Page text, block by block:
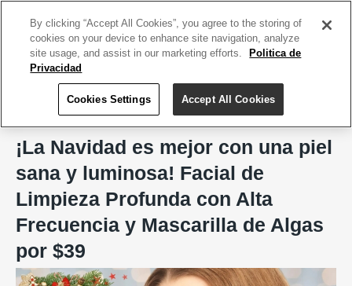
MES SPA, Arecibo
¡La Navidad es mejor con una piel
sana y luminosa! Facial de
Limpieza Profunda con Alta
Frecuencia y Mascarilla de Algas
por $39
By clicking “Accept All Cookies”, you agree to the storing of
cookies on your device to enhance site navigation, analyze
site usage, and assist in our marketing efforts.
Politica de
Privacidad
Cookies Settings Accept All Cookies